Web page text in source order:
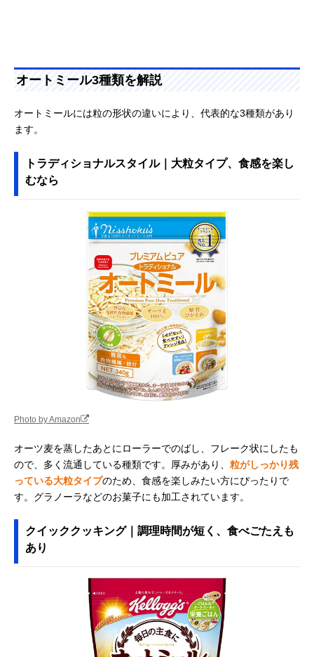
オートミール3種類を解説
オートミールには粒の形状の違いにより、代表的な3種類があり
ます。
トラディショナルスタイル｜大粒タイプ、食感を楽し
むなら
Photo by Amazon
オーツ麦を蒸したあとにローラーでのばし、フレーク状にしたも
ので、多く流通している種類です。厚みがあり、 粒がしっかり残
っている大粒タイプのため、食感を楽しみたい方にぴったりで
す。グラノーラなどのお菓子にも加工されています。
クイッククッキング｜調理時間が短く、食べごたえも
あり